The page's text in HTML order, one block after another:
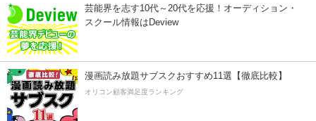
芸能界を志す10代～20代を応援！オーディション・
スクール情報はDeview
漫画読み放題サブスクおすすめ11選【徹底比較】
オリコン顧客満足度ランキング